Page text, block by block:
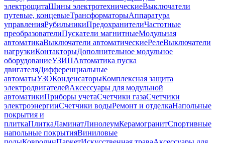
электрощитаШины электротехническиеВыключатели
путевые, концевыеТрансформаторыАппаратура
управленияРубильникиПредохранителиЧастотные
преобразователиПускатели магнитныеМодульная
автоматикаВыключатели автоматическиеРелеВыключатели
нагрузкиКонтакторыДополнительное модульное
оборудованиеУЗИПАвтоматика пуска
двигателяДифференциальные
автоматыУЗОКонденсаторыКомплексная защита
электродвигателейАксессуары для модульной
автоматикиПриборы учетаСчетчики газаСчетчики
электроэнергииСчетчики водыРемонт и отделкаНапольные
покрытия и
плиткаПлиткаЛаминатЛинолеумКерамогранитСпортивные
напольные покрытияВиниловые